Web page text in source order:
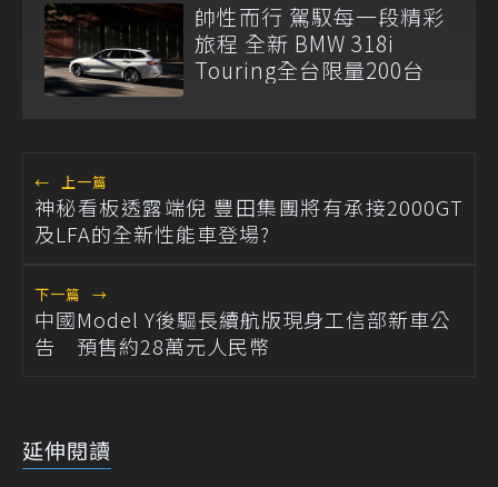
帥性而行 駕馭每一段精彩
旅程 全新 BMW 318i
Touring全台限量200台
← 上一篇
神秘看板透露端倪 豐田集團將有承接2000GT
及LFA的全新性能車登場?
下一篇 →
中國Model Y後驅長續航版現身工信部新車公
告 預售約28萬元人民幣
延伸閱讀